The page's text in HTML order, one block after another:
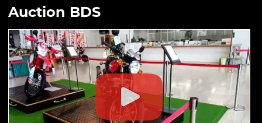
Auction BDS